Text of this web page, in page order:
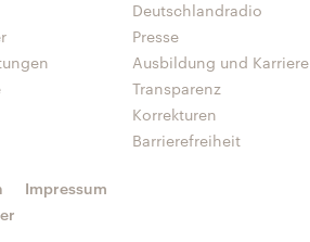
Deutschlandradio
Presse
Ausbildung und Karriere
Transparenz
Korrekturen
Barrierefreiheit
Impressum